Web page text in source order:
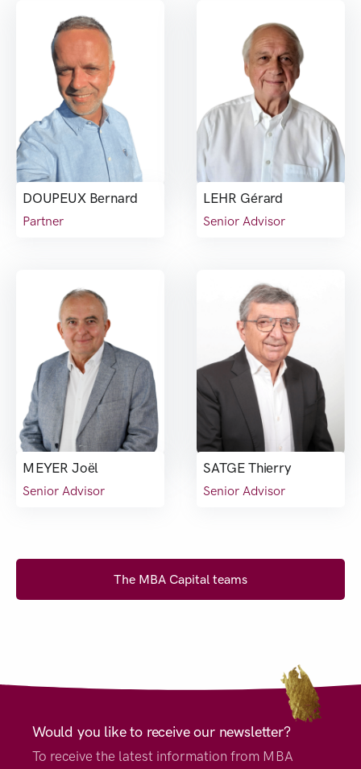
DOUPEUX Bernard
Partner
LEHR Gérard
Senior Advisor
MEYER Joël
Senior Advisor
SATGE Thierry
Senior Advisor
The MBA Capital teams
Would you like to receive our newsletter?
To receive the latest information from MBA